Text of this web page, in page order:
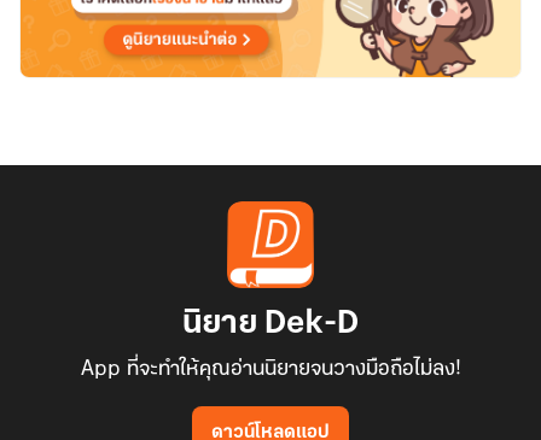
นิยาย Dek-D
App ที่จะทำให้คุณอ่านนิยายจนวางมือถือไม่ลง!
ดาวน์โหลดแอป